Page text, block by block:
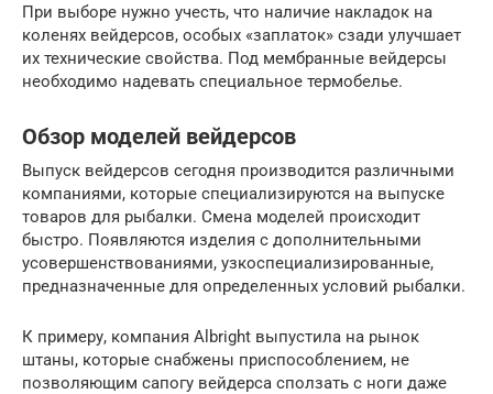
При выборе нужно учесть, что наличие накладок на
коленях вейдерсов, особых «заплаток» сзади улучшает
их технические свойства. Под мембранные вейдерсы
необходимо надевать специальное термобелье.
Обзор моделей вейдерсов
Выпуск вейдерсов сегодня производится различными
компаниями, которые специализируются на выпуске
товаров для рыбалки. Смена моделей происходит
быстро. Появляются изделия с дополнительными
усовершенствованиями, узкоспециализированные,
предназначенные для определенных условий рыбалки.
К примеру, компания Albright выпустила на рынок
штаны, которые снабжены приспособлением, не
позволяющим сапогу вейдерса сползать с ноги даже